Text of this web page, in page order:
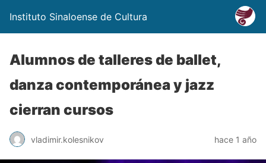
Instituto Sinaloense de Cultura
Alumnos de talleres de ballet,
danza contemporánea y jazz
cierran cursos
vladimir.kolesnikov hace 1 año